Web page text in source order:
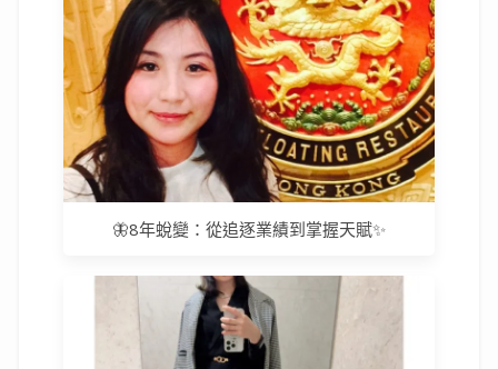
🦋8年蛻變：從追逐業績到掌握天賦✨